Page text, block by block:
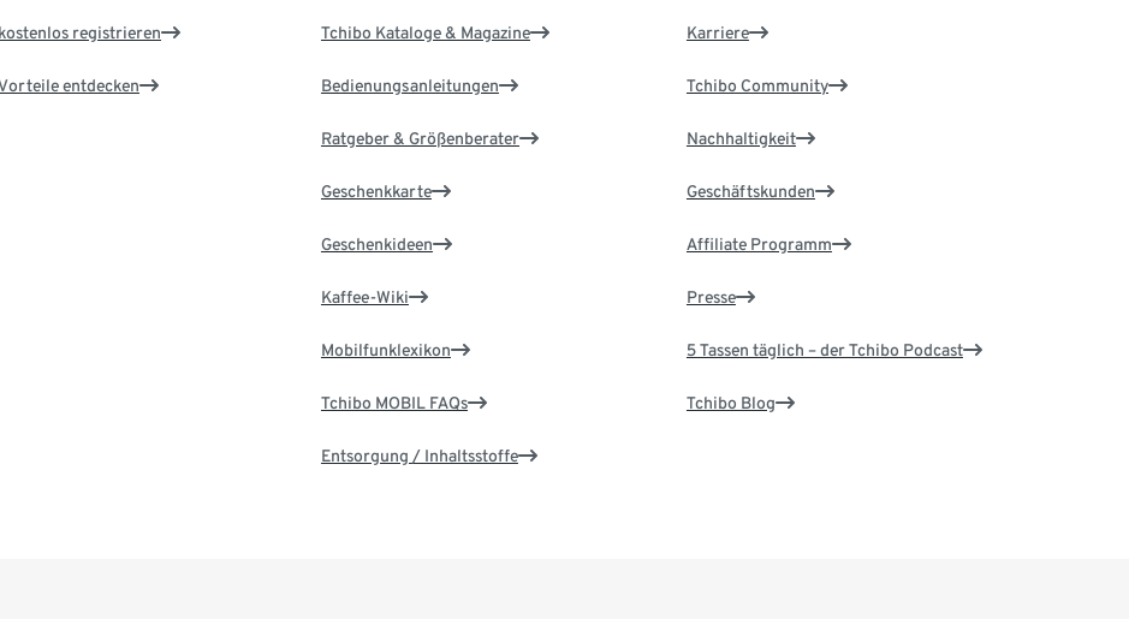
registrieren
entdecken
Tchibo Kataloge & Magazine
Bedienungsanleitungen
Ratgeber & Größenberater
Geschenkkarte
Geschenkideen
Kaffee-Wiki
Mobilfunklexikon
Tchibo MOBIL FAQs
Entsorgung / Inhaltsstoffe
Karriere
Tchibo Community
Nachhaltigkeit
Geschäftskunden
Affiliate Programm
Presse
5 Tassen täglich – der Tchibo Podcast
Tchibo Blog